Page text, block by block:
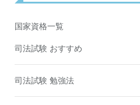
国家資格一覧
司法試験 おすすめ
司法試験 勉強法